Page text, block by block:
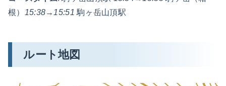
根） 15:38→ 15:51 駒ヶ岳山頂駅
ルート地図